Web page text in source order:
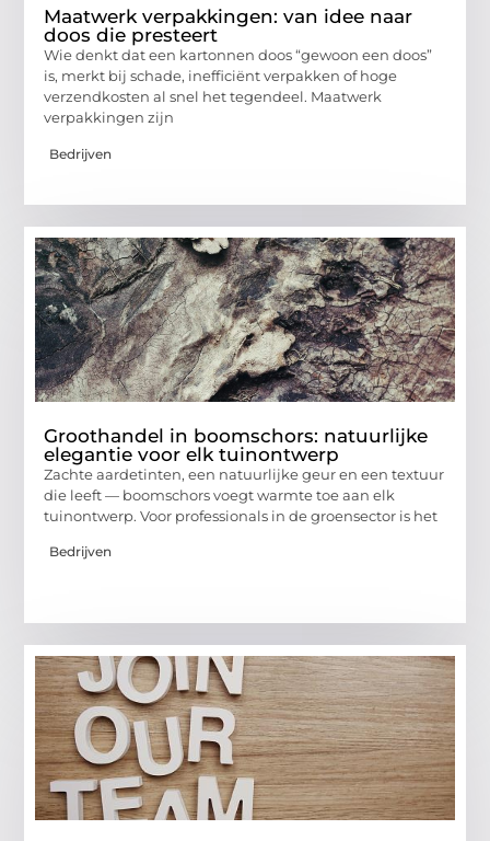
Maatwerk verpakkingen: van idee naar
doos die presteert
Wie denkt dat een kartonnen doos “gewoon een doos”
is, merkt bij schade, inefficiënt verpakken of hoge
verzendkosten al snel het tegendeel. Maatwerk
verpakkingen zijn
Bedrijven
Groothandel in boomschors: natuurlijke
elegantie voor elk tuinontwerp
Zachte aardetinten, een natuurlijke geur en een textuur
die leeft — boomschors voegt warmte toe aan elk
tuinontwerp. Voor professionals in de groensector is het
Bedrijven